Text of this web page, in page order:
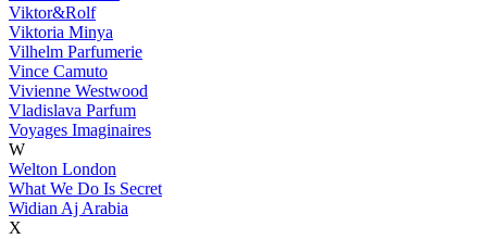
Viktor&Rolf
Viktoria Minya
Vilhelm Parfumerie
Vince Camuto
Vivienne Westwood
Vladislava Parfum
Voyages Imaginaires
W
Welton London
What We Do Is Secret
Widian Aj Arabia
X